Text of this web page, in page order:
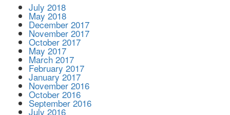
July 2018
May 2018
December 2017
November 2017
October 2017
May 2017
March 2017
February 2017
January 2017
November 2016
October 2016
September 2016
July 2016